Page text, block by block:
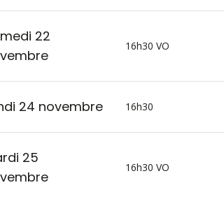
22
16h30 VO
24 novembre 16h30
25
16h30 VO